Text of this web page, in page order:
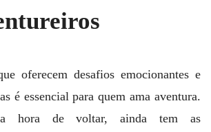
oferecem desafios emocionantes e
é essencial para quem ama aventura.
hora de voltar, ainda tem as